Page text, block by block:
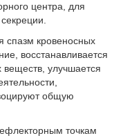
центра, для
спазм кровеносных
восстанавливается
веществ, улучшается
общую
точкам